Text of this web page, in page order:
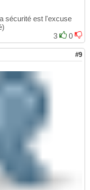
sécurité est l'excuse
3
0
#9